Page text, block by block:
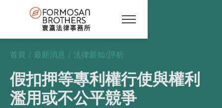
首頁 / 最新消息 / 法律新知/評析
假扣押等專利權行使與權利
濫用或不公平競爭